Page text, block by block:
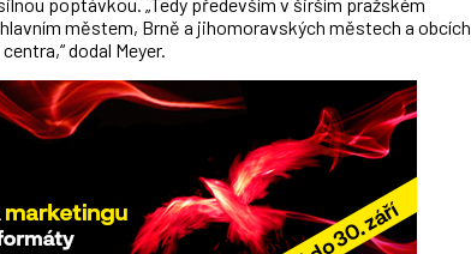
městem, Brně a jihomoravských městech a obcích
dodal Meyer.